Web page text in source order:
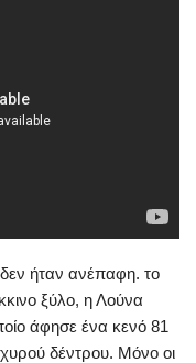
ήταν ανέπαφη. το
ξύλο, η Λούνα
άφησε ένα κενό 81
δέντρου. Μόνο οι